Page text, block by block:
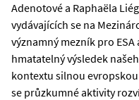
Adenotové a Raphaëla
vydávajících se na
významný mezník pro
hmatatelný výsledek
kontextu silnou
se průzkumné aktivity